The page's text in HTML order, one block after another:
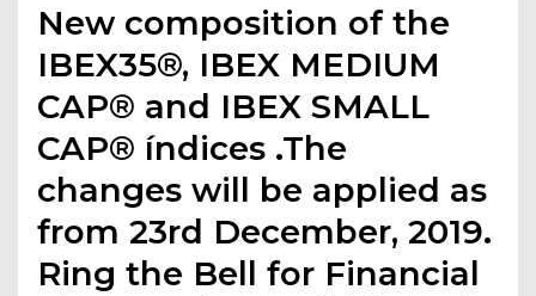
New composition of the
IBEX35®, IBEX MEDIUM
CAP® and IBEX SMALL
CAP® índices .The
changes will be applied as
from 23rd December, 2019.
Ring the Bell for Financial